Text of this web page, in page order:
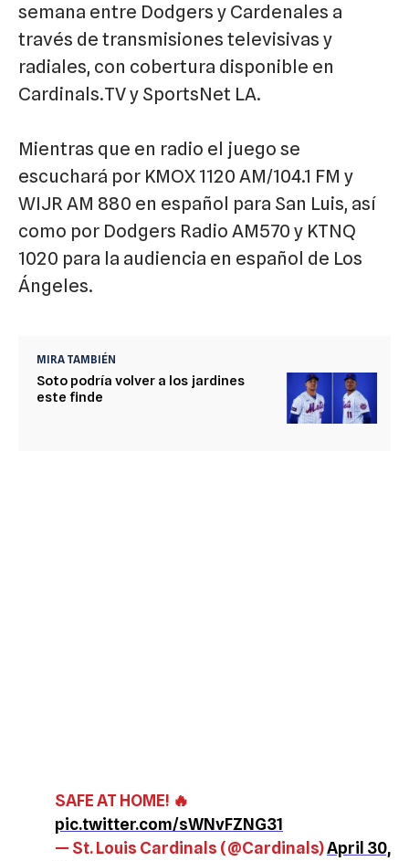
semana entre Dodgers y Cardenales a
través de transmisiones televisivas y
radiales, con cobertura disponible en
Cardinals.TV y SportsNet LA.
Mientras que en radio el juego se
escuchará por KMOX 1120 AM/104.1 FM y
WIJR AM 880 en español para San Luis, así
como por Dodgers Radio AM570 y KTNQ
1020 para la audiencia en español de Los
Ángeles.
MIRA TAMBIÉN
Soto podría volver a los jardines
este finde
SAFE AT HOME! 🔥
pic.twitter.com/sWNvFZNG31
— St. Louis Cardinals (@Cardinals)April 30,